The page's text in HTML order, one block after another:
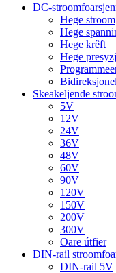
DC-
Hege stroom
Hege
Hege krêft
Hege
Skeakeljende
5V
12V
24V
36V
48V
60V
90V
120V
150V
200V
300V
Oare útfier
DIN-rail
DIN-rail 5V